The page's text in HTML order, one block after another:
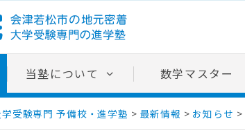
当塾について 数学マスター
受験専門 予備校・進学塾 > 最新情報 > お知らせ >